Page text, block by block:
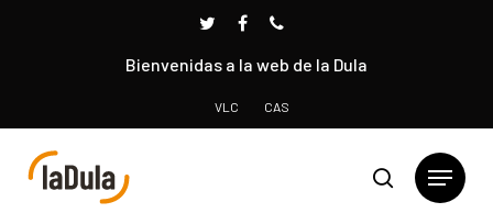
Bienvenidas a la web de la Dula
VLC CAS